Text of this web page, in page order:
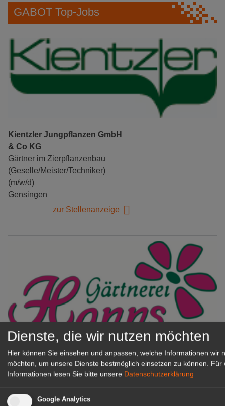
GABOT Top-Jobs
Kientzler Jungpflanzen GmbH
& Co KG
Gärtner im Zierpflanzenbau
(Geselle/Meister/Techniker)
(m/w/d)
Gensingen
zur Stellenanzeige
Mitarbeiter (m/w/d) für unsere
Logistikhalle
zur Stellenanzeige
Dienste, die wir nutzen möchten
Hier können Sie einsehen und anpassen, welche Informationen wir
möchten, um unsere Dienste bestmöglich einsetzen zu können. Für
Informationen lesen Sie bitte unsere Datenschutzerklärung
Google Analytics